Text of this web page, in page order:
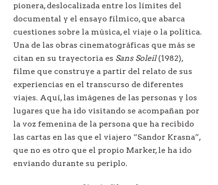
pionera, deslocalizada entre los límites del
documental y el ensayo fílmico, que abarca
cuestiones sobre la música, el viaje o la política.
Una de las obras cinematográficas que más se
citan en su trayectoria es Sans Soleil(1982),
filme que construye a partir del relato de sus
experiencias en el transcurso de diferentes
viajes. Aquí, las imágenes de las personas y los
lugares que ha ido visitando se acompañan por
la voz femenina de la persona que ha recibido
las cartas en las que el viajero “Sandor Krasna”,
que no es otro que el propio Marker, le ha ido
enviando durante su periplo.